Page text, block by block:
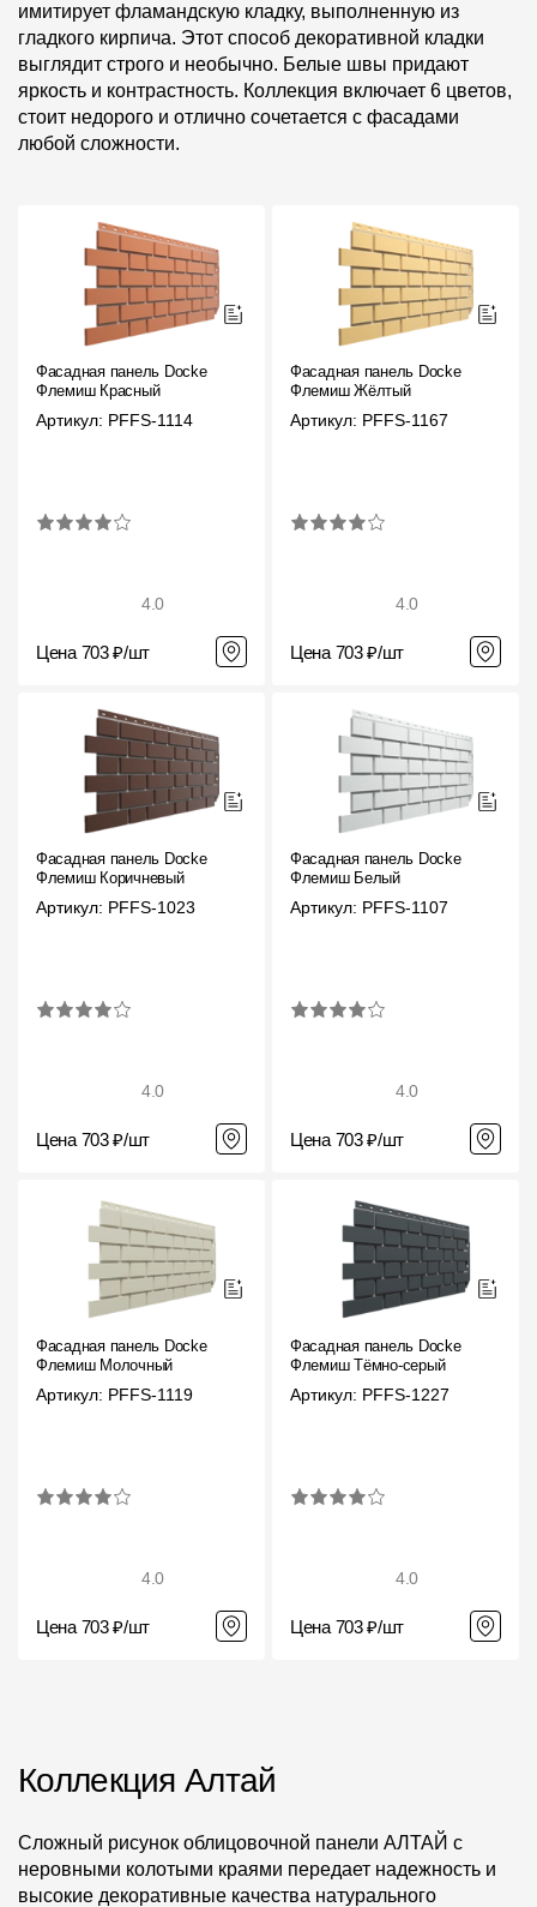
имитирует фламандскую кладку, выполненную из
гладкого кирпича. Этот способ декоративной кладки
выглядит строго и необычно. Белые швы придают
яркость и контрастность. Коллекция включает 6 цветов,
стоит недорого и отлично сочетается с фасадами
любой сложности.
Фасадная панель Docke
Флемиш Красный
Артикул: PFFS-1114
4.0
Цена 703 ₽/шт
Фасадная панель Docke
Флемиш Жёлтый
Артикул: PFFS-1167
4.0
Цена 703 ₽/шт
Фасадная панель Docke
Флемиш Коричневый
Артикул: PFFS-1023
4.0
Цена 703 ₽/шт
Фасадная панель Docke
Флемиш Белый
Артикул: PFFS-1107
4.0
Цена 703 ₽/шт
Фасадная панель Docke
Флемиш Молочный
Артикул: PFFS-1119
4.0
Цена 703 ₽/шт
Фасадная панель Docke
Флемиш Тёмно-серый
Артикул: PFFS-1227
4.0
Цена 703 ₽/шт
Коллекция Алтай
Сложный рисунок облицовочной панели АЛТАЙ c
неровными колотыми краями передает надежность и
высокие декоративные качества натурального